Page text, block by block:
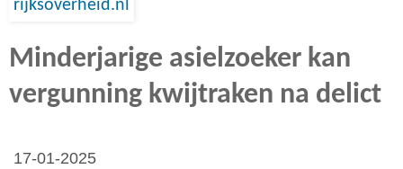
Minderjarige asielzoeker kan
vergunning kwijtraken na delict
17-01-2025